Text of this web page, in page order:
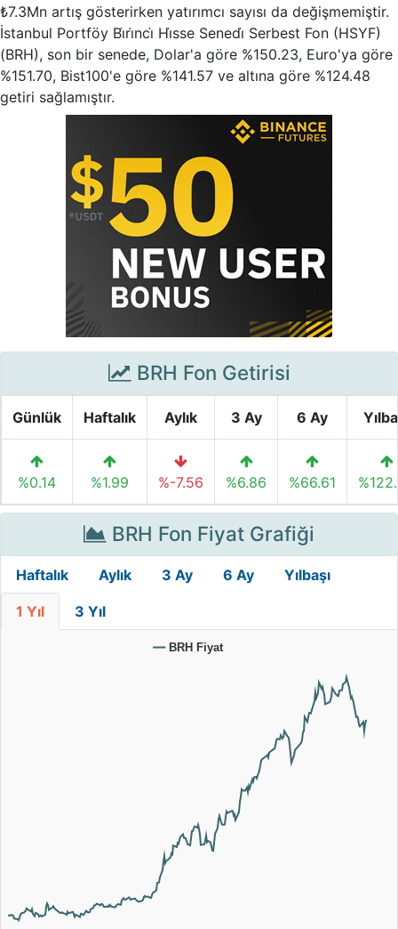
₺7.3Mn artış gösterirken yatırımcı sayısı da değişmemiştir.
İstanbul Portföy Bi̇ri̇nci̇ Hi̇sse Senedi̇ Serbest Fon (HSYF)
(BRH), son bir senede, Dolar'a göre %150.23, Euro'ya göre
%151.70, Bist100'e göre %141.57 ve altına göre %124.48
getiri sağlamıştır.
BRH Fon Getirisi
Günlük Haftalık Aylık 3 Ay 6 Ay
%0.14 %1.99 %-7.56 %6.86 %66.61
BRH Fon Fiyat Grafiği
Haftalık Aylık 3 Ay 6 Ay Yılbaşı
1 Yıl 3 Yıl